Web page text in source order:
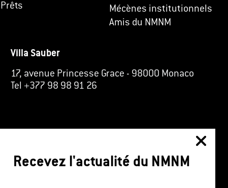
Recevez l'actualité du NMNM
Prêts
Mécènes institutionnels
Amis du NMNM
Villa Sauber
17, avenue Princesse Grace - 98000 Monaco
Tel +377 98 98 91 26